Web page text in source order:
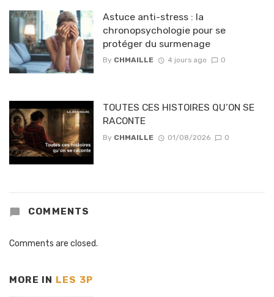
Astuce anti-stress : la
chronopsychologie pour se
protéger du surmenage
By CHMAILLE 4 jours ago 0
TOUTES CES HISTOIRES QU’ON SE
RACONTE
By CHMAILLE 01/08/2026 0
COMMENTS
Comments are closed.
MORE IN LES 3P